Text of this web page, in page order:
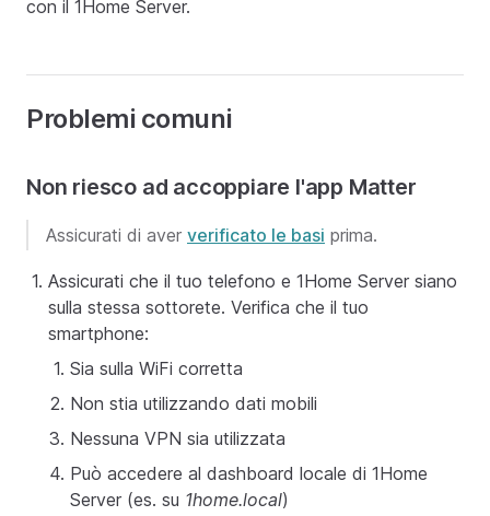
con il 1Home Server.
Problemi comuni
Non riesco ad accoppiare l'app Matter
Assicurati di aver verificato le basi prima.
Assicurati che il tuo telefono e 1Home Server siano
sulla stessa sottorete. Verifica che il tuo
smartphone:
Sia sulla WiFi corretta
Non stia utilizzando dati mobili
Nessuna VPN sia utilizzata
Può accedere al dashboard locale di 1Home
Server (es. su 1home.local)